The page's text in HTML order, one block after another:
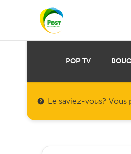
POP TV
Le saviez-vous?